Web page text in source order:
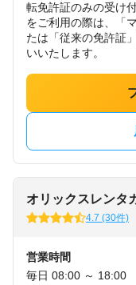
転免許証のみの受け
をご利用の際は、「
たは「従来の免許証
いいたします。
オリックスレンタ
4.7 (30件)
営業時間
毎日 08:00 ～ 18:00